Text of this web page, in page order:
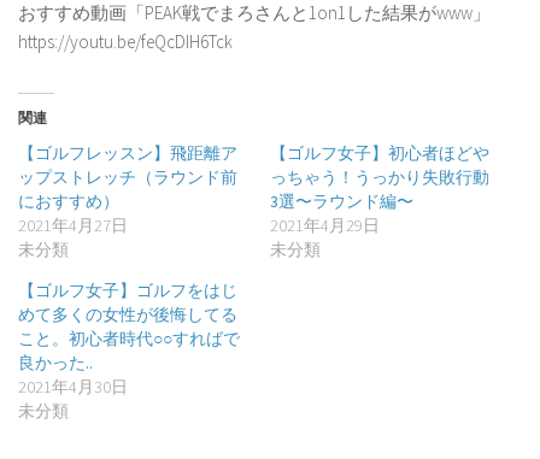
おすすめ動画「PEAK戦でまろさんと1on1した結果がwww」
https://youtu.be/feQcDIH6Tck
関連
【ゴルフレッスン】飛距離ア
ップストレッチ（ラウンド前
におすすめ）
2021年4月27日
未分類
【ゴルフ女子】初心者ほどや
っちゃう！うっかり失敗行動
3選〜ラウンド編〜
2021年4月29日
未分類
【ゴルフ女子】ゴルフをはじ
めて多くの女性が後悔してる
こと。初心者時代○○すればで
良かった..
2021年4月30日
未分類